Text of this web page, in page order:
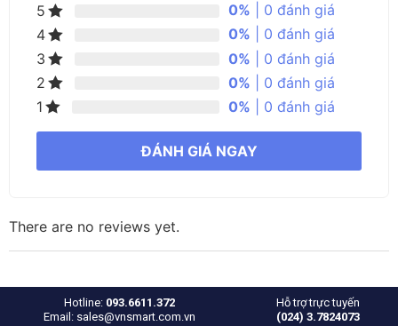
5 0% | 0 đánh giá
4
0% | 0 đánh giá
3
0% | 0 đánh giá
2
0% | 0 đánh giá
1
0% | 0 đánh giá
ĐÁNH GIÁ NGAY
There are no reviews yet.
Hotline: 093.6611.372
Email: sales@vnsmart.com.vn
Hỗ trợ trực tuyến
(024) 3.7824073